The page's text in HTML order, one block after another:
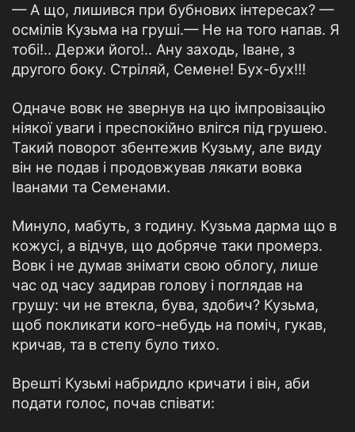
— А що, лишився при бубнових інтересах? —
осмілів Кузьма на груші.— Не на того напав. Я
тобі!.. Держи його!.. Ану заходь, Іване, з
другого боку. Стріляй, Семене! Бух-бух!!!
Одначе вовк не звернув на цю імпровізацію
ніякої уваги і преспокійно влігся під грушею.
Такий поворот збентежив Кузьму, але виду
він не подав і продовжував лякати вовка
Іванами та Семенами.
Минуло, мабуть, з годину. Кузьма дарма що в
кожусі, а відчув, що добряче таки промерз.
Вовк і не думав знімати свою облогу, лише
час од часу задирав голову і поглядав на
грушу: чи не втекла, бува, здобич? Кузьма,
щоб покликати кого-небудь на поміч, гукав,
кричав, та в степу було тихо.
Врешті Кузьмі набридло кричати і він, аби
подати голос, почав співати: